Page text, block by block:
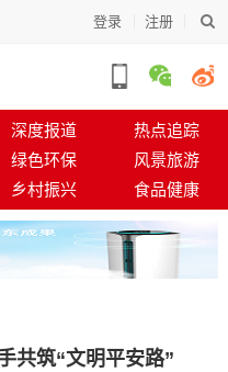
登录 注册
深度报道
热点追踪
绿色环保
风景旅游
乡村振兴 食品健康
共筑“文明平安路”